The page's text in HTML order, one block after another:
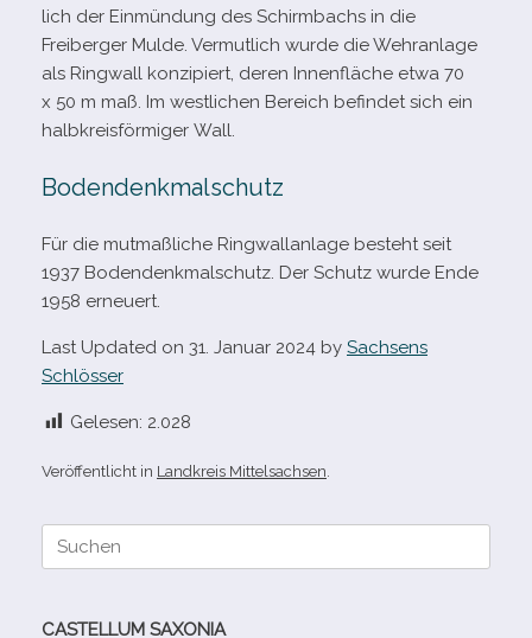
lich der Einmündung des Schirmbachs in die
Freiberger Mulde. Vermutlich wurde die Wehranlage
als Ringwall kon­zi­piert, deren Innenfläche etwa 70
x 50 m maß. Im west­li­chen Bereich befin­det sich ein
halb­kreis­för­mi­ger Wall.
Bodendenkmalschutz
Für die mut­maß­li­che Ringwallanlage besteht seit
1937 Bodendenkmalschutz. Der Schutz wurde Ende
1958 erneuert.
Last Updated on 31. Januar 2024 by Sachsens
Schlösser
Gelesen: 2.028
Veröffentlicht in Landkreis Mittelsachsen
Suche
CASTELLUM SAXONIA